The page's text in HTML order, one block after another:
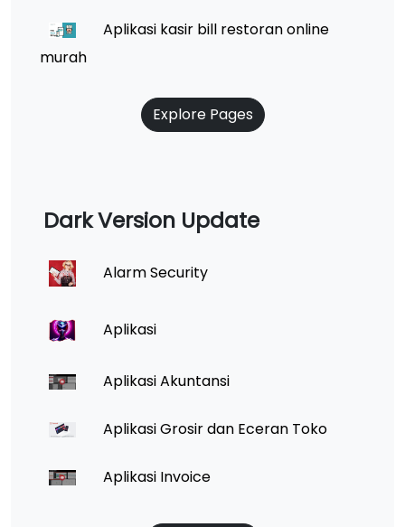
Aplikasi kasir bill restoran online
murah
Explore Pages
Dark Version Update
Alarm Security
Aplikasi
Aplikasi Akuntansi
Aplikasi Grosir dan Eceran Toko
Aplikasi Invoice